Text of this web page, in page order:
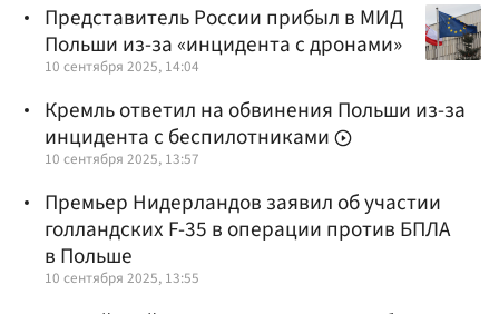
Представитель России прибыл в МИД
Польши из-за «инцидента с дронами»
10 сентября 2025, 14:04
Кремль ответил на обвинения Польши из-за
инцидента с беспилотниками
10 сентября 2025, 13:57
Премьер Нидерландов заявил об участии
голландских F-35 в операции против БПЛА
в Польше
10 сентября 2025, 13:55